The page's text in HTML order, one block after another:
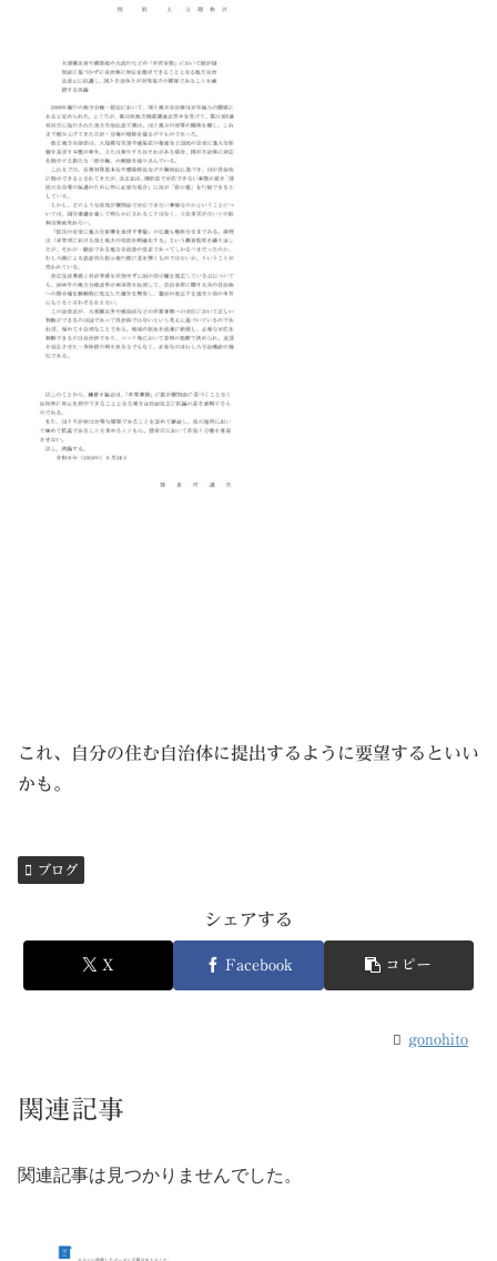
これ、自分の住む自治体に提出するように要望するといい
かも。
ブログ
シェアする
X Facebook コピー
gonohito
関連記事
関連記事は見つかりませんでした。